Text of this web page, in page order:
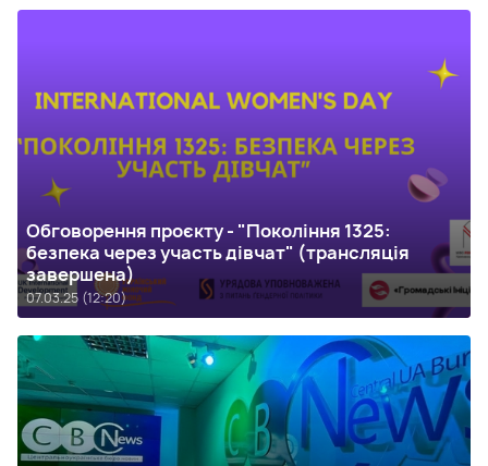
Обговорення проєкту - "Покоління 1325:
безпека через участь дівчат" (трансляція
завершена)
07.03.25 (12:20)